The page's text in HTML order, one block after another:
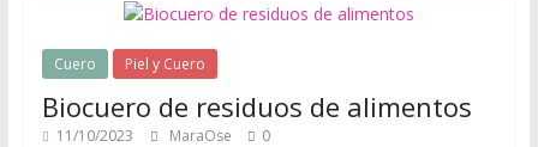
Cuero Piel y Cuero
Biocuero de residuos de alimentos
11/10/2023 MaraOse 0